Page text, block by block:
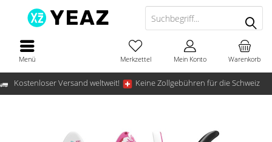
Kostenloser Versand weltweit! Keine Zollgebühren für die Schweiz
Menü Warenkorb
Merkzettel Mein Konto